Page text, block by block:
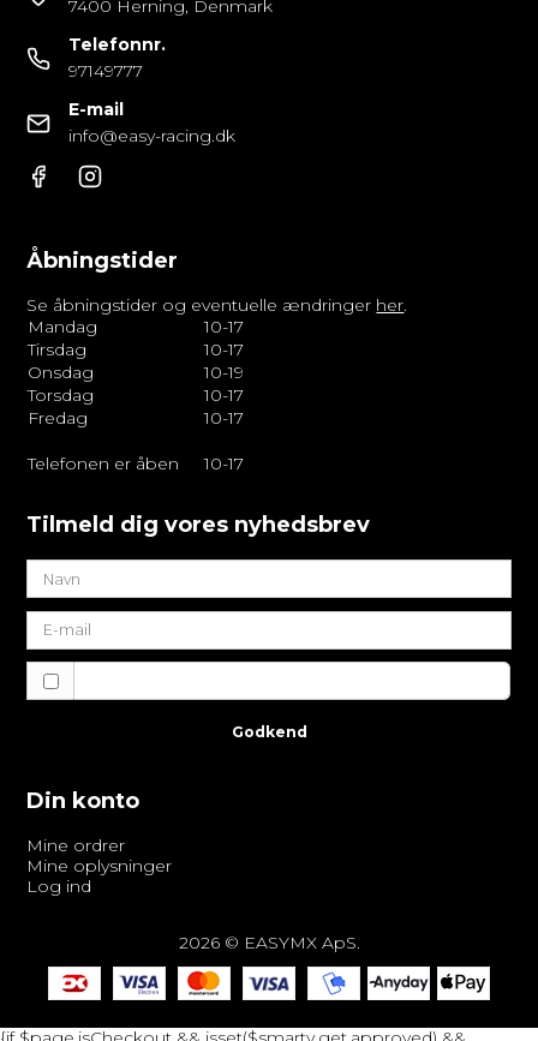
7400 Herning, Denmark
Telefonnr.
97149777
E-mail
info@easy-racing.dk
Åbningstider
Se åbningstider og eventuelle ændringer her.
Mandag
10-17
Tirsdag
10-17
Onsdag
10-19
Torsdag
10-17
Fredag
10-17
Telefonen er åben 10-17
Tilmeld dig vores nyhedsbrev
Godkend
Din konto
Mine ordrer
Mine oplysninger
Log ind
2026 © EASYMX ApS.